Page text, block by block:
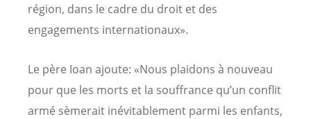
région, dans le cadre du droit et des
engagements internationaux».
Le père Ioan ajoute: «Nous plaidons à nouveau
pour que les morts et la souffrance qu’un conflit
armé sèmerait inévitablement parmi les enfants,